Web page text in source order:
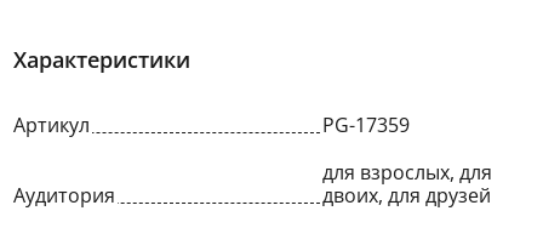
Характеристики
Артикул PG-17359
Аудитория
для взрослых, для
двоих, для друзей